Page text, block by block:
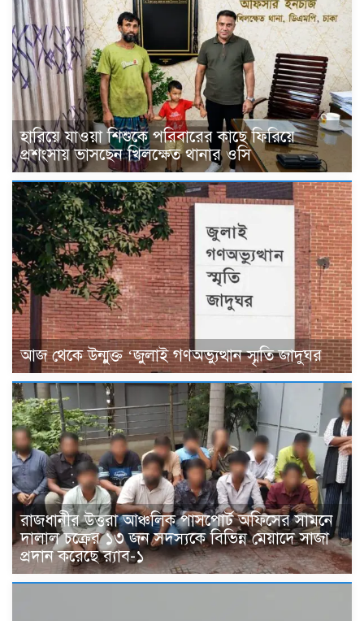
হারিয়ে যাওয়া শিশুকে পরিবারের কাছে ফিরিয়ে
প্রশংসায় ভাসছেন খিলক্ষেত থানার ওসি
আজ থেকে উন্মুক্ত ‘জুলাই গণঅভ্যুত্থান স্মৃতি জাদুঘর
রাজধানীর উত্তরা আঞ্চলিক পাসপোর্ট অফিসের সামনে
দালাল চক্রের ১৩ জন সদস্যকে বিভিন্ন মেয়াদে সাজা
প্রদান করেছে র‌্যাব-১